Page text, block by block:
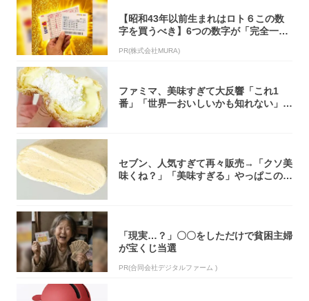
【昭和43年以前生まれはロト６この数
字を買うべき】6つの数字が「完全一
PR(株式会社MURA)
ファミマ、美味すぎて大反響「これ1
番」「世界一おいしいかも知れない」
セブン、人気すぎて再々販売→「クソ美
味くね？」「美味すぎる」やっぱこのク
「現実…？」〇〇をしただけで貧困主婦
が宝くじ当選
PR(合同会社デジタルファーム )